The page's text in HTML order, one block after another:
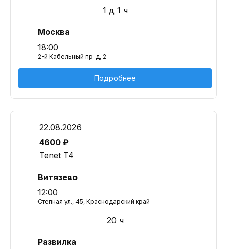
1 д 1 ч
Москва
18:00
2-й Кабельный пр-д, 2
Подробнее
22.08.2026
4600 ₽
Tenet T4
Витязево
12:00
Степная ул., 45, Краснодарский край
20 ч
Развилка